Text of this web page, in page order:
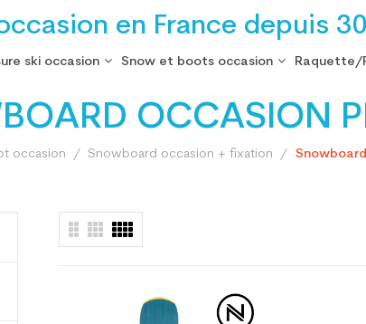
en France depuis
ski occasion Snow et boots occasion Raquette/
OCCASION
occasion Snowboard occasion + fixation